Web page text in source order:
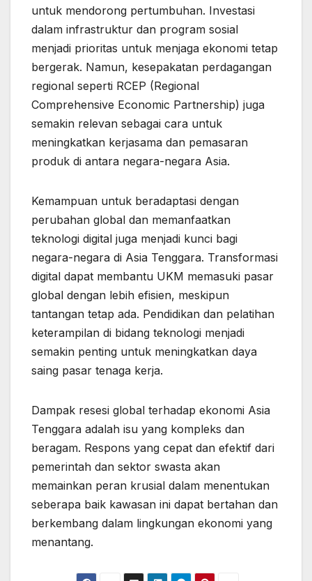
untuk mendorong pertumbuhan. Investasi
dalam infrastruktur dan program sosial
menjadi prioritas untuk menjaga ekonomi tetap
bergerak. Namun, kesepakatan perdagangan
regional seperti RCEP (Regional
Comprehensive Economic Partnership) juga
semakin relevan sebagai cara untuk
meningkatkan kerjasama dan pemasaran
produk di antara negara-negara Asia.
Kemampuan untuk beradaptasi dengan
perubahan global dan memanfaatkan
teknologi digital juga menjadi kunci bagi
negara-negara di Asia Tenggara. Transformasi
digital dapat membantu UKM memasuki pasar
global dengan lebih efisien, meskipun
tantangan tetap ada. Pendidikan dan pelatihan
keterampilan di bidang teknologi menjadi
semakin penting untuk meningkatkan daya
saing pasar tenaga kerja.
Dampak resesi global terhadap ekonomi Asia
Tenggara adalah isu yang kompleks dan
beragam. Respons yang cepat dan efektif dari
pemerintah dan sektor swasta akan
memainkan peran krusial dalam menentukan
seberapa baik kawasan ini dapat bertahan dan
berkembang dalam lingkungan ekonomi yang
menantang.